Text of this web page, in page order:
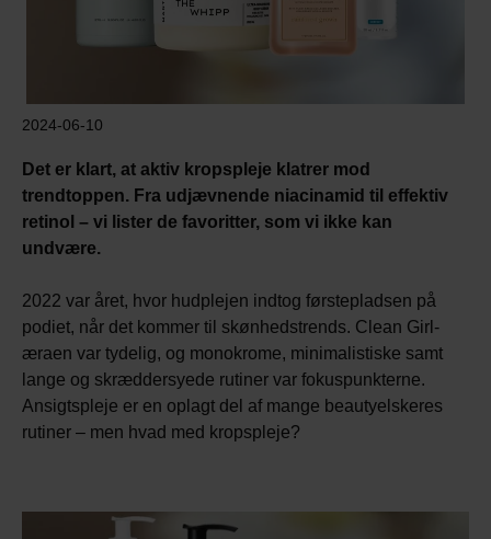
2024-06-10
Det er klart, at aktiv kropspleje klatrer mod
trendtoppen. Fra udjævnende niacinamid til effektiv
retinol – vi lister de favoritter, som vi ikke kan
undvære.
2022 var året, hvor hudplejen indtog førstepladsen på
podiet, når det kommer til skønhedstrends. Clean Girl-
æraen var tydelig, og monokrome, minimalistiske samt
lange og skræddersyede rutiner var fokuspunkterne.
Ansigtspleje er en oplagt del af mange beautyelskeres
rutiner – men hvad med kropspleje?